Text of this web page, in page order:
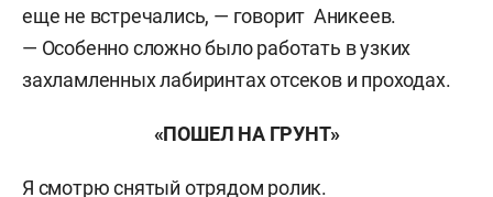
еще не встречались, — говорит Аникеев.
— Особенно сложно было работать в узких
захламленных лабиринтах отсеков и проходах.
«ПОШЕЛ НА ГРУНТ»
Я смотрю снятый отрядом ролик.